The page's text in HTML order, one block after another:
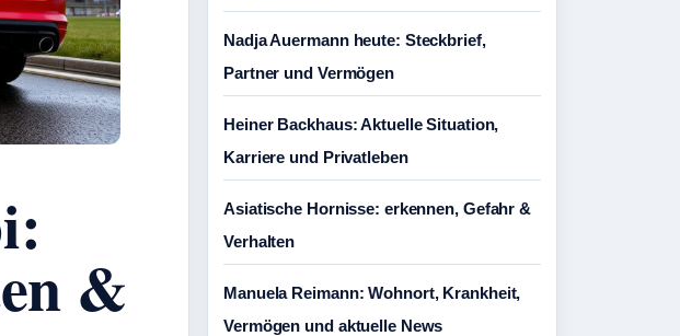
&
Nadja Auermann heute: Steckbrief,
Partner und Vermögen
Heiner Backhaus: Aktuelle Situation,
Karriere und Privatleben
Asiatische Hornisse: erkennen, Gefahr &
Verhalten
Manuela Reimann: Wohnort, Krankheit,
Vermögen und aktuelle News